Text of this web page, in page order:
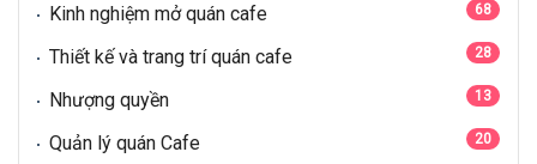
Kinh nghiệm mở quán cafe 68
Thiết kế và trang trí quán cafe 28
Nhượng quyền 13
Quản lý quán Cafe 20